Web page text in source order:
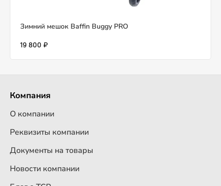
Зимний мешок Baffin Buggy PRO
19 800 ₽
Компания
О компании
Реквизиты компании
Документы на товары
Новости компании